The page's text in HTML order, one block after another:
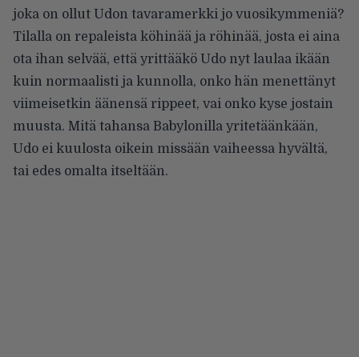
joka on ollut Udon tavaramerkki jo vuosikymmeniä?
Tilalla on repaleista köhinää ja röhinää, josta ei aina
ota ihan selvää, että yrittääkö Udo nyt laulaa ikään
kuin normaalisti ja kunnolla, onko hän menettänyt
viimeisetkin äänensä rippeet, vai onko kyse jostain
muusta. Mitä tahansa Babylonilla yritetäänkään,
Udo ei kuulosta oikein missään vaiheessa hyvältä,
tai edes omalta itseltään.